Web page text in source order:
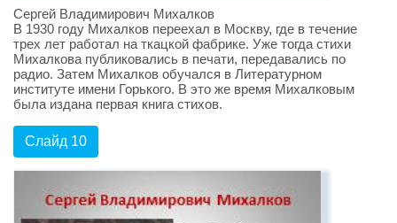
Сергей Владимирович Михалков
В 1930 году Михалков переехал в Москву, где в течение
трех лет работал на ткацкой фабрике. Уже тогда стихи
Михалкова публиковались в печати, передавались по
радио. Затем Михалков обучался в Литературном
институте имени Горького. В это же время Михалковым
была издана первая книга стихов.
Слайд 10